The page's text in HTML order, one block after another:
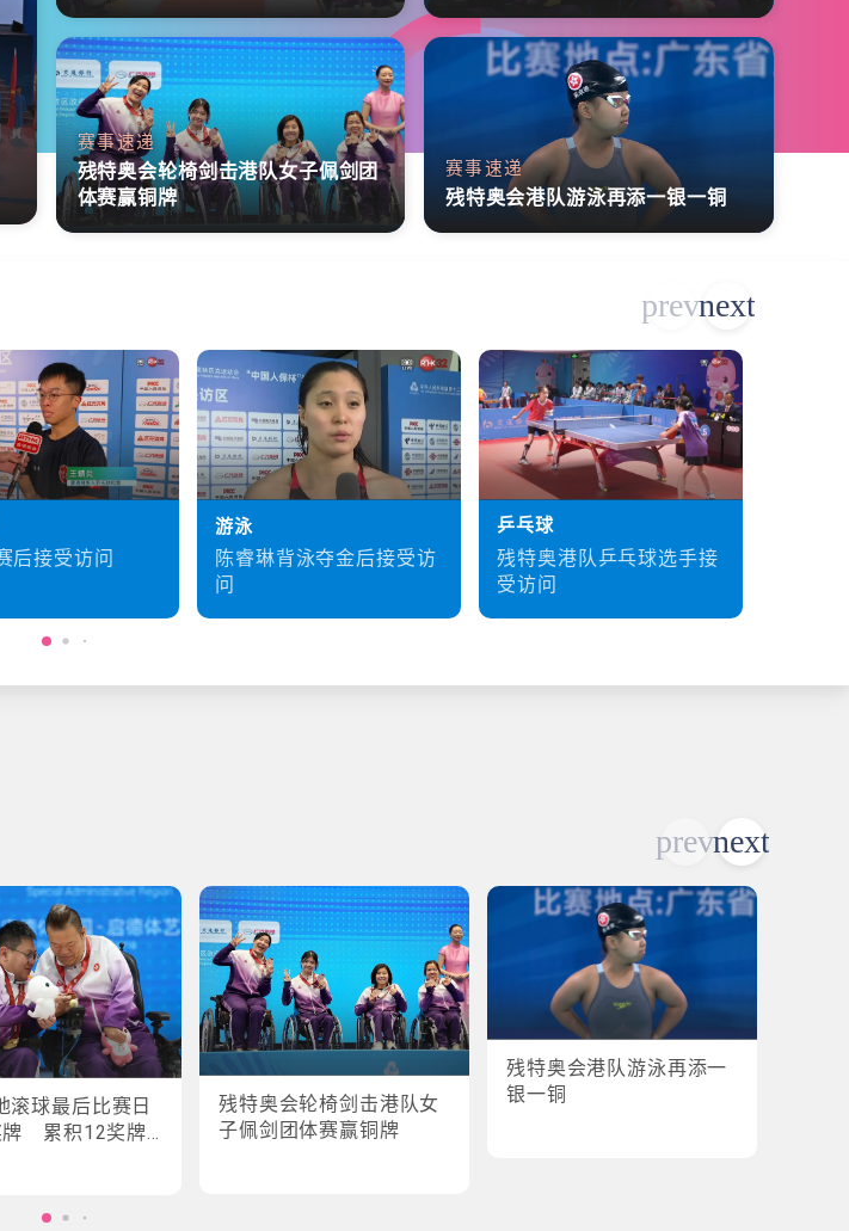
赛事速递
残特奥会轮椅剑击港队女子佩剑团
体赛赢铜牌
赛事速递
残特奥会港队游泳再添一银一铜
后接受访问
游泳
陈睿琳背泳夺金后接受访
问
乒乓球
残特奥港队乒乓球选手接
受访问
滚球最后比赛日
牌 累积12奖牌
残特奥会轮椅剑击港队女
子佩剑团体赛赢铜牌
残特奥会港队游泳再添一
银一铜